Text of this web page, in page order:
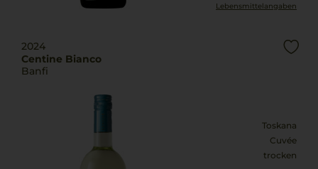
Lebensmittel­angaben
2024
Centine Bianco
Banfi
Toskana
Cuvée
trocken